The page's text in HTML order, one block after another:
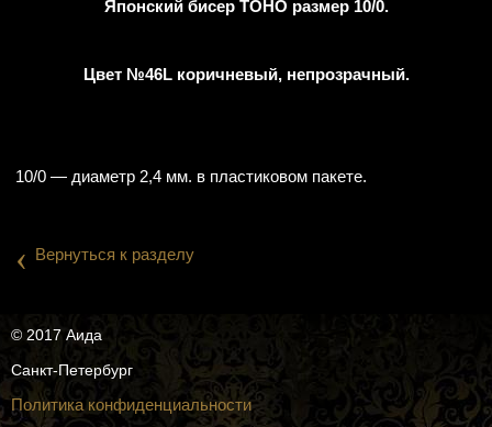
Японский бисер TOHO размер 10/0.
Цвет №46L коричневый, непрозрачный.
10/0 — диаметр 2,4 мм. в пластиковом пакете.
‹ Вернуться к разделу
© 2017 Аида
Санкт-Петербург
Политика конфиденциальности